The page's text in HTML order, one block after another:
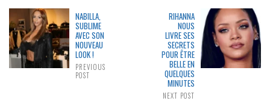
NABILLA,
SUBLIME
AVEC SON
NOUVEAU
LOOK !
PREVIOUS
POST
RIHANNA
NOUS
LIVRE SES
SECRETS
POUR ÊTRE
BELLE EN
QUELQUES
MINUTES
NEXT POST